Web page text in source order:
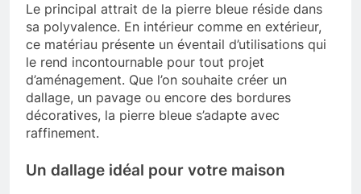
Le principal attrait de la pierre bleue réside dans
sa polyvalence. En intérieur comme en extérieur,
ce matériau présente un éventail d’utilisations qui
le rend incontournable pour tout projet
d’aménagement. Que l’on souhaite créer un
dallage, un pavage ou encore des bordures
décoratives, la pierre bleue s’adapte avec
raffinement.
Un dallage idéal pour votre maison